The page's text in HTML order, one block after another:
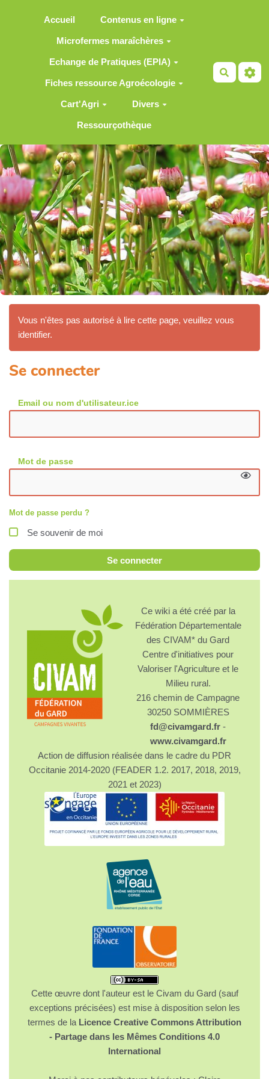
Accueil Contenus en ligne
Microfermes maraîchères
Echange de Pratiques (EPIA)
Fiches ressource Agroécologie
Cart'Agri Divers
Ressourçothèque
Vous n'êtes pas autorisé à lire cette page, veuillez vous
identifier.
Se connecter
Email ou nom d'utilisateur.ice
Mot de passe
Mot de passe perdu ?
Se souvenir de moi
Se connecter
Ce wiki a été créé par la
Fédération Départementale
des CIVAM* du Gard
Centre d'initiatives pour
Valoriser l'Agriculture et le
Milieu rural.
216 chemin de Campagne
30250 SOMMIÈRES
fd@civamgard.fr -
www.civamgard.fr
Action de diffusion réalisée dans le cadre du PDR
Occitanie 2014-2020 (FEADER 1.2. 2017, 2018, 2019,
2021 et 2023)
Cette œuvre dont l'auteur est le Civam du Gard (sauf
exceptions précisées) est mise à disposition selon les
termes de la Licence Creative Commons Attribution
- Partage dans les Mêmes Conditions 4.0
International